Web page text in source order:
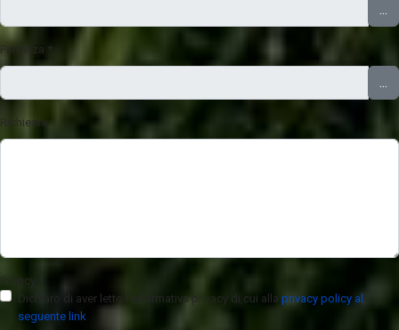
...
Partenza *
...
Richiesta
Privacy
Dichiaro di aver letto l’informativa privacy di cui alla privacy policy al
seguente link